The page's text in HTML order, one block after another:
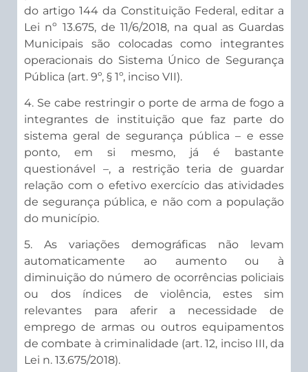
do artigo 144 da Constituição Federal, editar a
Lei nº 13.675, de 11/6/2018, na qual as Guardas
Municipais são colocadas como integrantes
operacionais do Sistema Único de Segurança
Pública (art. 9º, § 1º, inciso VII).
4. Se cabe restringir o porte de arma de fogo a
integrantes de instituição que faz parte do
sistema geral de segurança pública – e esse
ponto, em si mesmo, já é bastante
questionável –, a restrição teria de guardar
relação com o efetivo exercício das atividades
de segurança pública, e não com a população
do município.
5. As variações demográficas não levam
automaticamente ao aumento ou à
diminuição do número de ocorrências policiais
ou dos índices de violência, estes sim
relevantes para aferir a necessidade de
emprego de armas ou outros equipamentos
de combate à criminalidade (art. 12, inciso III, da
Lei n. 13.675/2018).